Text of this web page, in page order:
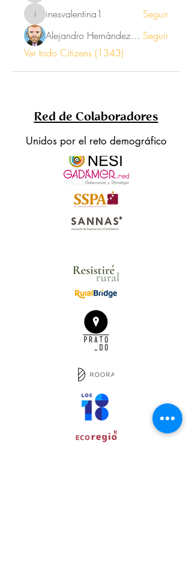
inesvalentina1
inesvalentina1
Seguir
Alejandro Hernández Renner Seguir
Ver todo Citizens (1343)
Red de Colaboradores
Unidos por el reto demográfico